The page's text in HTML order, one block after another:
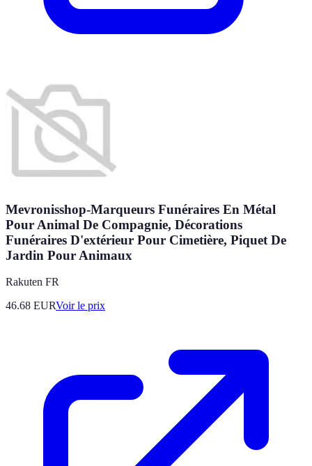
Mevronisshop-Marqueurs Funéraires En Métal
Pour Animal De Compagnie, Décorations
Funéraires D'extérieur Pour Cimetière, Piquet De
Jardin Pour Animaux
Rakuten FR
46.68 EURVoir le prix